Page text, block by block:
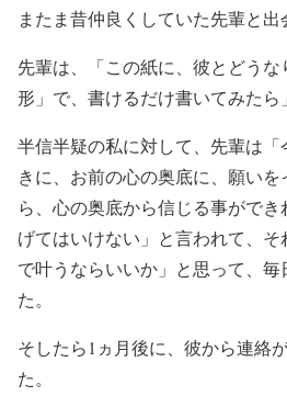
またま昔仲良くしていた先輩と出
先輩は、「この紙に、彼とどう
形」で、書けるだけ書いてみたら
半信半疑の私に対して、先輩は「
きに、お前の心の奥底に、願い
ら、心の奥底から信じる事がで
げてはいけない」と言われて、
で叶うならいいか」と思って、
た。
そしたら1ヵ月後に、彼から連絡
た。